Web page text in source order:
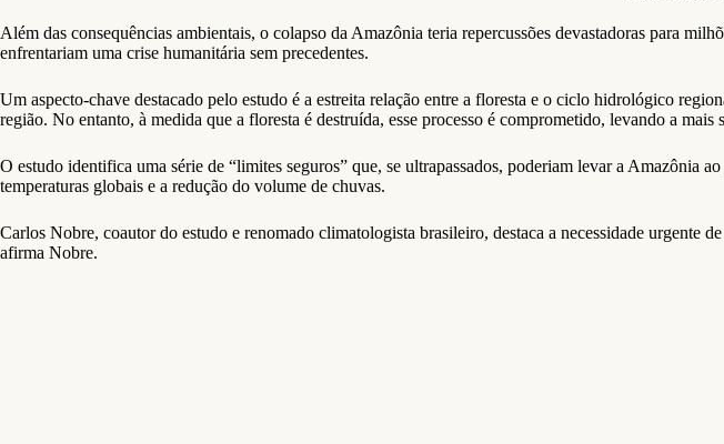
Além das consequências ambientais, o colapso da Amazônia teria repercussões devastadoras para
enfrentariam uma crise humanitária sem precedentes.
Um aspecto-chave destacado pelo estudo é a estreita relação entre a floresta e o ciclo hidrológico
região. No entanto, à medida que a floresta é destruída, esse processo é comprometido, levando a
O estudo identifica uma série de “limites seguros” que, se ultrapassados, poderiam levar a Amazônia
temperaturas globais e a redução do volume de chuvas.
Carlos Nobre, coautor do estudo e renomado climatologista brasileiro, destaca a necessidade urgente
afirma Nobre.